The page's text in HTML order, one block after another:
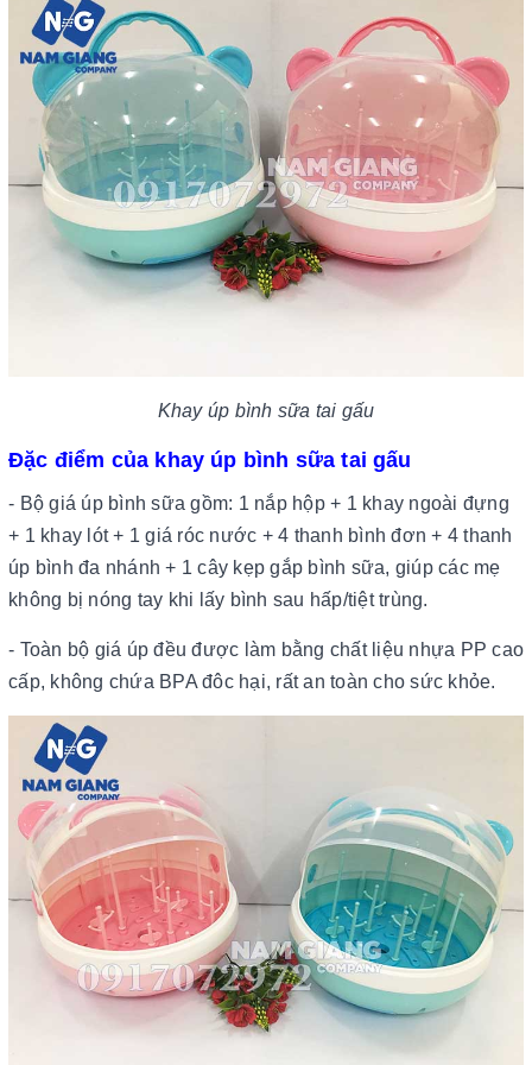
Khay úp bình sữa tai gấu
Đặc điểm của khay úp bình sữa tai gấu
- Bộ giá úp bình sữa gồm: 1 nắp hộp + 1 khay ngoài đựng
+ 1 khay lót + 1 giá róc nước + 4 thanh bình đơn + 4 thanh
úp bình đa nhánh + 1 cây kẹp gắp bình sữa, giúp các mẹ
không bị nóng tay khi lấy bình sau hấp/tiệt trùng.
- Toàn bộ giá úp đều được làm bằng chất liệu nhựa PP cao
cấp, không chứa BPA đôc hại, rất an toàn cho sức khỏe.